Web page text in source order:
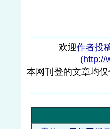
欢迎作者投
(http://
本网刊登的文章均